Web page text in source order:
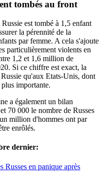
tombés au front
est tombé à 1,5 enfant
la pérennité de la
par femme. A cela s'ajoute
particulièrement violents en
1,2 et 1,6 million de
Si ce chiffre est exact, la
qu'aux Etats-Unis, dont
importante.
a également un bilan
70 000 le nombre de Russes
million d'hommes ont par
enrôlés.
dernier:
Russes en panique après